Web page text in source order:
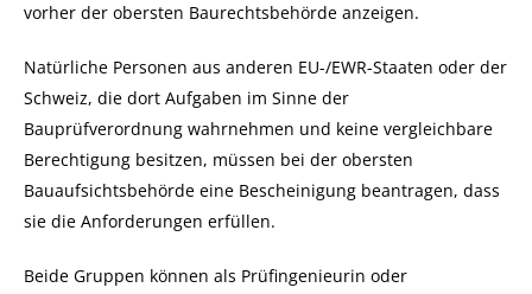
vorher der obersten Baurechtsbehörde anzeigen.
Natürliche Personen aus anderen EU-/EWR-Staaten oder der
Schweiz, die dort Aufgaben im Sinne der
Bauprüfverordnung wahrnehmen und keine vergleichbare
Berechtigung besitzen, müssen bei der obersten
Bauaufsichtsbehörde eine Bescheinigung beantragen, dass
sie die Anforderungen erfüllen.
Beide Gruppen können als Prüfingenieurin oder